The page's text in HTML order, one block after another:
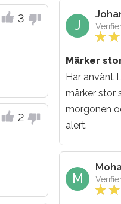
3
2
J
Märker
Har använt
märker stor
morgonen
alert.
M